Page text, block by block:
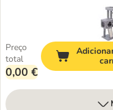
Preço
total
0,00 €